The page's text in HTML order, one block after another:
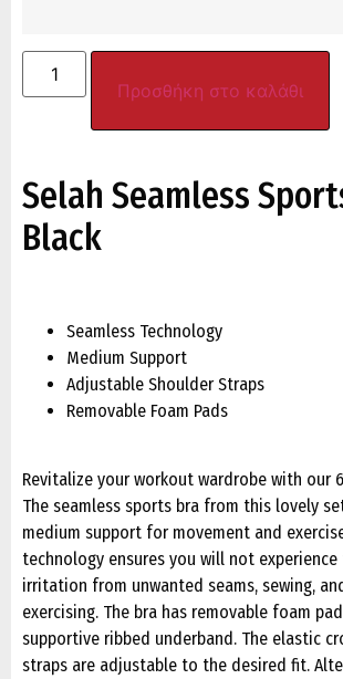
Προσθήκη στο καλάθι
Selah Seamless
Black
Seamless Technology
Medium Support
Adjustable Shoulder Straps
Removable Foam Pads
Revitalize your workout wardrobe with our
The seamless sports bra from this lovely
medium support for movement and
technology ensures you will not
irritation from unwanted seams, sewing,
exercising. The bra has removable foam
supportive ribbed underband. The elastic
straps are adjustable to the desired fit.